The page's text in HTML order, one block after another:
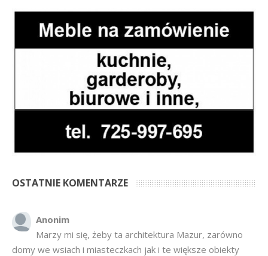
OSTATNIE KOMENTARZE
Anonim
Marzy mi się, żeby ta architektura Mazur, zarówno
domy we wsiach i miasteczkach jak i te większe obiekty